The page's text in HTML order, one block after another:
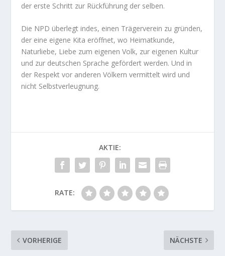
der erste Schritt zur Rückführung der selben.
Die NPD überlegt indes, einen Trägerverein zu gründen,
der eine eigene Kita eröffnet, wo Heimatkunde,
Naturliebe, Liebe zum eigenen Volk, zur eigenen Kultur
und zur deutschen Sprache gefördert werden. Und in
der Respekt vor anderen Völkern vermittelt wird und
nicht Selbstverleugnung.
AKTIE:
RATE:
VORHERIGE NÄCHSTE